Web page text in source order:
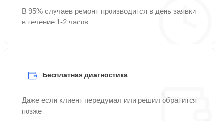
В 95% случаев ремонт производится в день заявки
в течение 1-2 часов
Бесплатная диагностика
Даже если клиент передумал или решил обратится
позже